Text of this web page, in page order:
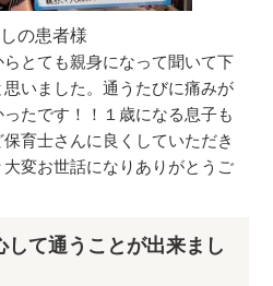
の患者様
らとても親身になって聞いて下
いました。通うたびに痛みが
たです！！１歳になる息子も
育士さんに良くしていただき
変お世話になりありがとうご
して通うことが出来まし